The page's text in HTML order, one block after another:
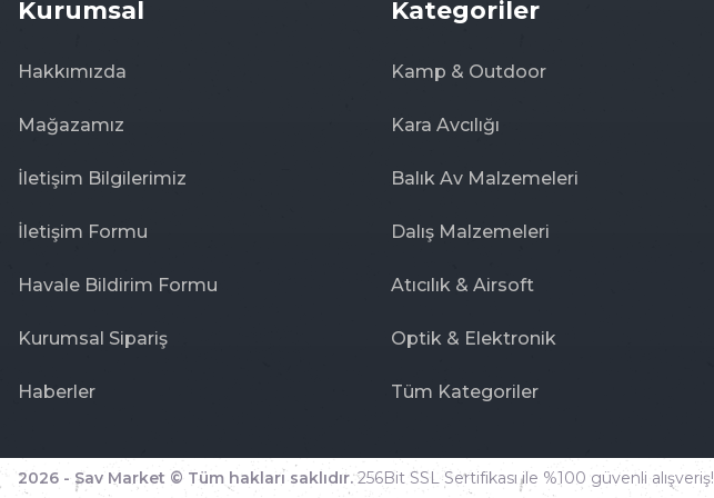
Kurumsal
Hakkımızda
Mağazamız
İletişim Bilgilerimiz
İletişim Formu
Havale Bildirim Formu
Kurumsal Sipariş
Haberler
Kategoriler
Kamp & Outdoor
Kara Avcılığı
Balık Av Malzemeleri
Dalış Malzemeleri
Atıcılık & Airsoft
Optik & Elektronik
Tüm Kategoriler
2026 - Sav Market © Tüm hakları saklıdır.256Bit SSL Sertifikası ile %100 güvenli alışveriş!